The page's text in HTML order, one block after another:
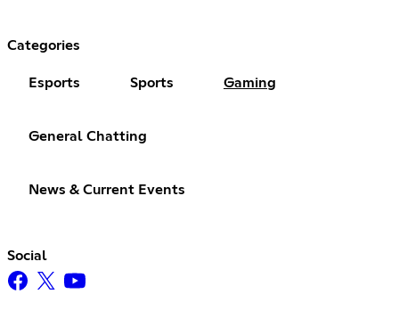
Categories
Esports Sports Gaming
General Chatting
News & Current Events
Social